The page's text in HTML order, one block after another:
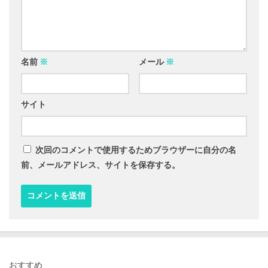
名前 ※ メール ※
サイト
次回のコメントで使用するためブラウザーに自分の名
前、メールアドレス、サイトを保存する。
おすすめ